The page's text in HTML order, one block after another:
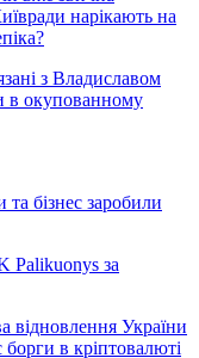
нарікають на
з Владиславом
в окупованному
бізнес заробили
Palikuonys за
відновлення України
в кріптовалюті